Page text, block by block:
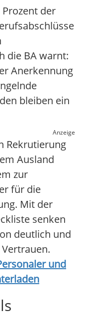
der
die BA warnt:
Anerkennung
bleiben ein
Anzeige
Rekrutierung
Ausland
zur
für die
Mit der
senken
deutlich und
und